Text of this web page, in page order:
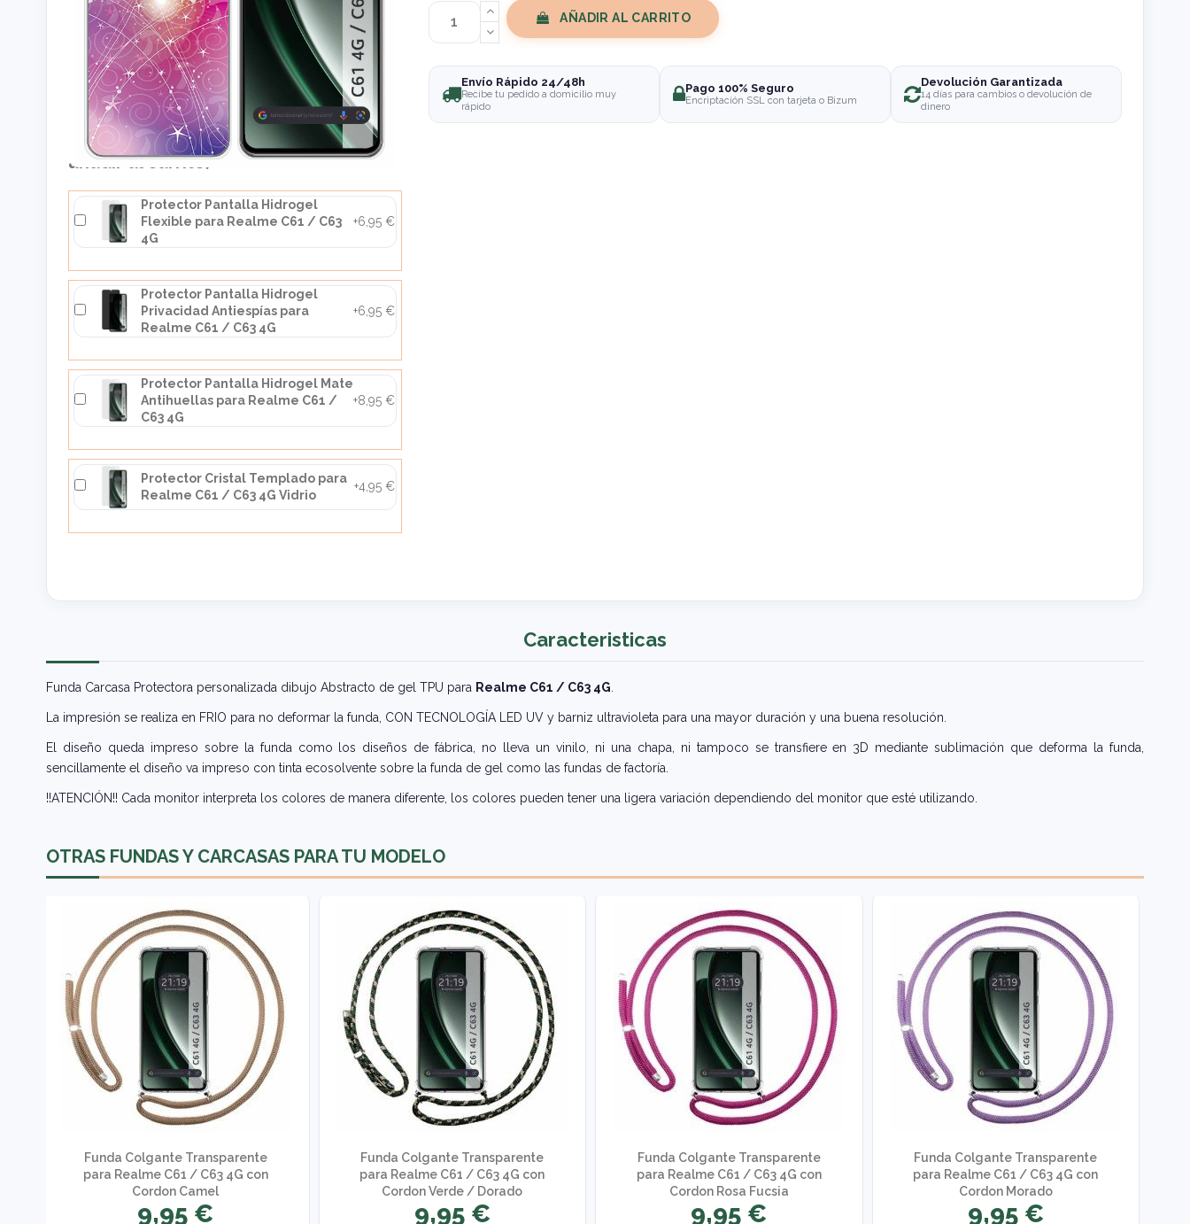
Cómpralo junto a: (selecciona el
producto que quieras y pulsa en
añadir al carrito)
Protector Pantalla Hidrogel
Flexible para Realme C61 / C63
4G
+6,95 €
Protector Pantalla Hidrogel
Privacidad Antiespías para
Realme C61 / C63 4G
+6,95 €
Protector Pantalla Hidrogel Mate
Antihuellas para Realme C61 /
C63 4G
+8,95 €
Protector Cristal Templado para
Realme C61 / C63 4G Vidrio
+4,95 €
AÑADIR AL CARRITO
Envío Rápido 24/48h
Recibe tu pedido a domicilio muy
rápido
Pago 100% Seguro
Encriptación SSL con tarjeta o Bizum
Devolución Garantizada
14 días para cambios o devolución de
dinero
Caracteristicas
Funda Carcasa Protectora personalizada dibujo Abstracto de gel TPU para Realme C61 / C63 4G
La impresión se realiza en FRIO para no deformar la funda, CON TECNOLOGÍA LED UV y barniz ultravioleta para una mayor duración y una buena resolución.
El diseño queda impreso sobre la funda como los diseños de fábrica, no lleva un vinilo, ni una chapa, ni tampoco se transfiere en 3D mediante sublimación que deforma la funda,
sencillamente el diseño va impreso con tinta ecosolvente sobre la funda de gel como las fundas de factoría.
!!ATENCIÓN!! Cada monitor interpreta los colores de manera diferente, los colores pueden tener una ligera variación dependiendo del monitor que esté utilizando.
OTRAS FUNDAS Y CARCASAS PARA TU MODELO
Funda Colgante Transparente
para Realme C61 / C63 4G con
Cordon Camel
9,95 €
Funda Colgante Transparente
para Realme C61 / C63 4G con
Cordon Verde / Dorado
9,95 €
Funda Colgante Transparente
para Realme C61 / C63 4G con
Cordon Rosa Fucsia
9,95 €
Funda Colgante Transparente
para Realme C61 / C63 4G con
Cordon Morado
9,95 €